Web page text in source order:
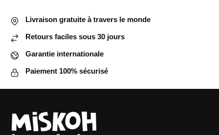
options
peuvent
être
choisies
sur
la
Livraison gratuite à travers le monde
Retours faciles sous 30 jours
Garantie internationale
Paiement 100% sécurisé